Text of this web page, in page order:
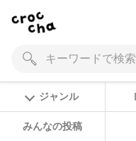
ジャンル
みんなの投稿